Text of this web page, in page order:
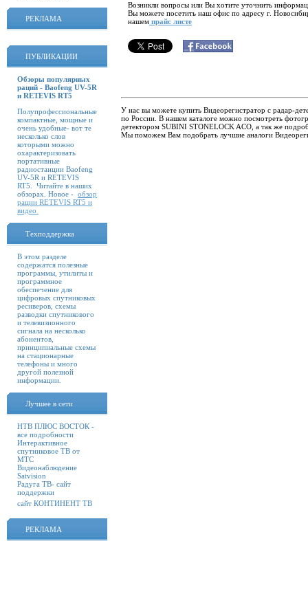
РЕКЛАМА
ПУБЛИКАЦИИ
Обзоры популярных
раций - Baofeng UV-5R
и RETEVIS RT5
Полупрофессиональные
компактные, мощные и
очень удобные- вот те
несколько слов
которыми можно
охарактеризовать
портативные
радиостанции Baofeng
UV-5R и RETEVIS
RT5. Читайте в наших
обзорах. Новое - обзор
рации RETEVIS RT5 и
видео
Техподдержка
В этом разделе
содержатся полезные
программы, утилиты и
программное
обеспечение для
цифровых спутниковых
ресиверов, схемы
разводки спутникового
и телевизионного
сигнала на несколько
абонентов,
принципиальные схемы
на стационарные
телефоны и много
другой полезной
информации.
Лучшее в сети
НТВ ПЛЮС ВОСТОК -
все подробности
Интерактивное
спутниковое ТВ от
МТС
Видеонаблюдение
Satvision
Радуга ТВ- сайт
поддержки
сайт КОНТИНЕНТ ТВ
РЕКЛАМА
Возникли вопросы или Вы хотите уточнить
Вы можете посетить наш офис по адресу г.
нашем прайс листе
У нас вы можете купить Видеорегистратор с радар-
по России. В нашем каталоге можно посмотреть
детектором SUBINI STONELOCK ACO, а так же
Мы поможем Вам подобрать лучшие аналоги